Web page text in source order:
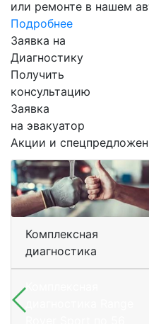
или ремонте в нашем
Подробнее
Заявка на
Диагностику
Получить
консультацию
Заявка
на эвакуатор
Акции и
Комплексная
диагностика
Комплексная